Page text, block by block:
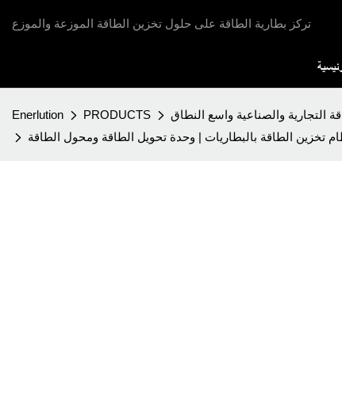
تركز بطارية الطاقة على حلول تخزين الطاقة الموزعة والموزع
Enerlution PRODUCTS
التجارية والصناعية واسع النطاق